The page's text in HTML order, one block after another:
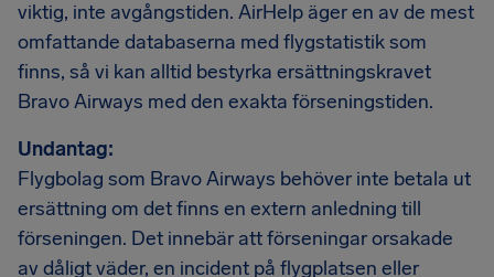
viktig, inte avgångstiden. AirHelp äger en av de mest
omfattande databaserna med flygstatistik som
finns, så vi kan alltid bestyrka ersättningskravet
Bravo Airways med den exakta förseningstiden.
Undantag:
Flygbolag som Bravo Airways behöver inte betala ut
ersättning om det finns en extern anledning till
förseningen. Det innebär att förseningar orsakade
av dåligt väder, en incident på flygplatsen eller